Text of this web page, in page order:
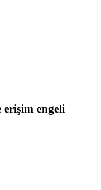
erişim engeli